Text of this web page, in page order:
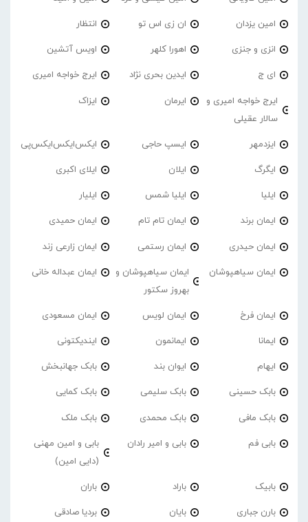
امین یزدان ان زی اس تو انتظار
انزی و جنزی اهورا کلهر اویس آتشین
ای ج ایدین بحری نژاد ایرج خواجه امیری
ایرج خواجه امیری و
سالار عقیلی
ایرمان ایزاک
ایزدمهر ایسپ حاجی ایکس‌ایکس‌ایکس‌پی
ایگرگ ایلان ایلای اکبری
ایلیا ایلیا شمس ایلیار
ایمان برند ایمان تام تام ایمان حمیدی
ایمان حیدری ایمان رستمی ایمان زارعی زند
ایمان سیاهپوشان
ایمان سیاهپوشان و
بهروز سکتور
ایمان عبداله خانی
ایمان فرخ ایمان لویس ایمان مسعودی
ایمانا ایمانمون ایندیکتونی
ایهام ایوان بند بابک جهانبخش
بابک حسینی بابک سلیمی بابک کمایی
بابک مافی بابک محمدی بابک ملک
بابی فم بابی و امیر رادان
بابی و امین مهنی
(دایی امین)
بابیک باراد باران
بارن جباری بایان بردیا صادقی